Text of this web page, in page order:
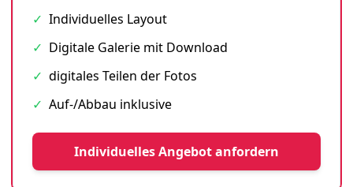
✓ Individuelles Layout
✓ Digitale Galerie mit Download
✓ digitales Teilen der Fotos
✓ Auf-/Abbau inklusive
Individuelles Angebot anfordern